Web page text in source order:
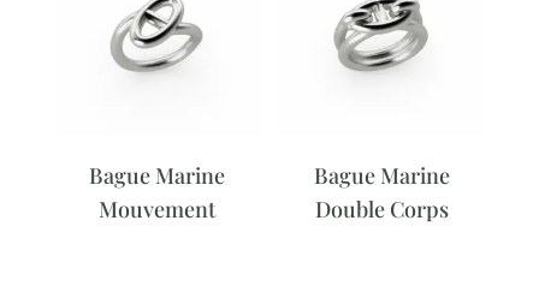
Bague Marine
Mouvement
Bague Marine
Double Corps